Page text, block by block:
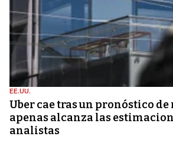
EE.UU.
Uber cae tras un pronóstico de
apenas alcanza las
analistas